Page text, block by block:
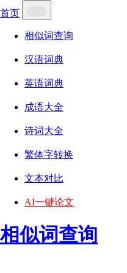
首页
相似词查询
汉语词典
英语词典
成语大全
诗词大全
繁体字转换
文本对比
AI一键论文
相似词查询